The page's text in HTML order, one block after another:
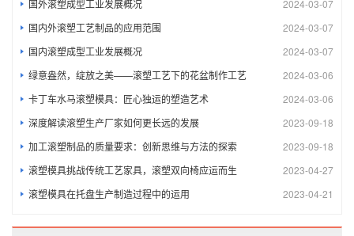
2024-03-07
国外滚塑成型工业发展概况
2024-03-07
国内外滚塑工艺制品的应用范围
2024-03-07
国内滚塑成型工业发展概况
2024-03-06
绿意盎然，绽放之美——滚塑工艺下的花盆制作工艺
2024-03-06
卡丁车水马滚塑模具：匠心独运的塑造艺术
2023-09-18
深度解读滚塑生产厂家如何更长远的发展
2023-09-18
加工滚塑制品的质量要求：创新思维与方法的探索
2023-04-27
滚塑模具挑战传统工艺家具，滚塑双向椅应运而生
2023-04-21
滚塑模具在托盘生产制造过程中的运用